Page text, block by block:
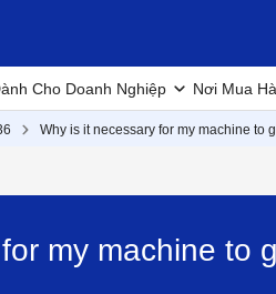
Cho Doanh Nghiệp Nơi Mua
Why is it necessary for my machine to
my machine to